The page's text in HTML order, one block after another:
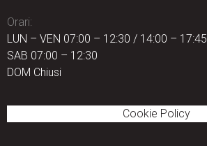
Orari:
LUN – VEN 07:00 – 12:30 / 14:00 – 17:45
SAB 07:00 – 12:30
DOM Chiusi
Cookie Policy